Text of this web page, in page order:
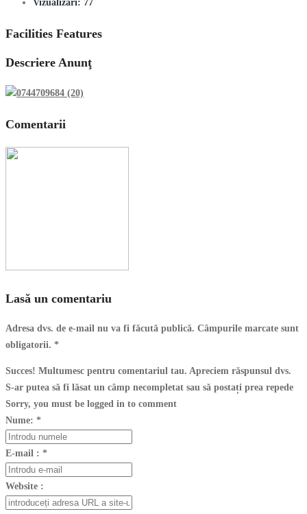
Vizualizări: 77
Facilities Features
Descriere Anunţ
Comentarii
Lasă un comentariu
Adresa dvs. de e-mail nu va fi făcută publică. Câmpurile marcate sunt
obligatorii. *
Succes! Multumesc pentru comentariul tau. Apreciem răspunsul dvs.
S-ar putea să fi lăsat un câmp necompletat sau să postați prea repede
Sorry, you must be logged in to comment
Nume: *
E-mail : *
Website :